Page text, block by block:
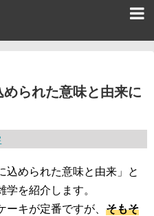
られた意味と由来に
込められた意味と由来」と
を紹介します。
キが定番ですが、 そもそ